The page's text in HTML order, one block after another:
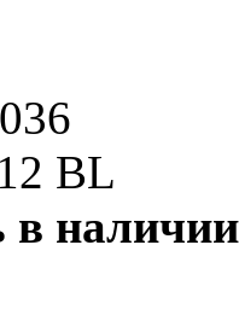
BL
в наличии